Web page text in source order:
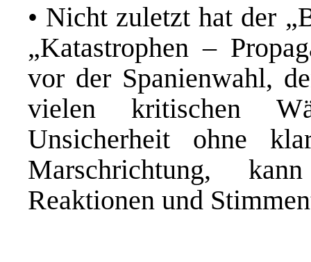
• Nicht zuletzt hat der
„Katastrophen –
vor der Spanienwahl,
vielen kritischen
Unsicherheit ohne
Marschrichtung,
Reaktionen und